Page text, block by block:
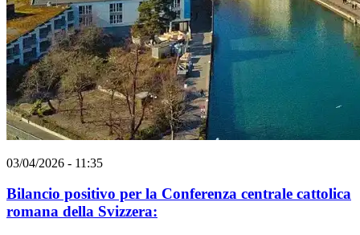
03/04/2026 - 11:35
Bilancio positivo per la Conferenza centrale cattolica
romana della Svizzera: